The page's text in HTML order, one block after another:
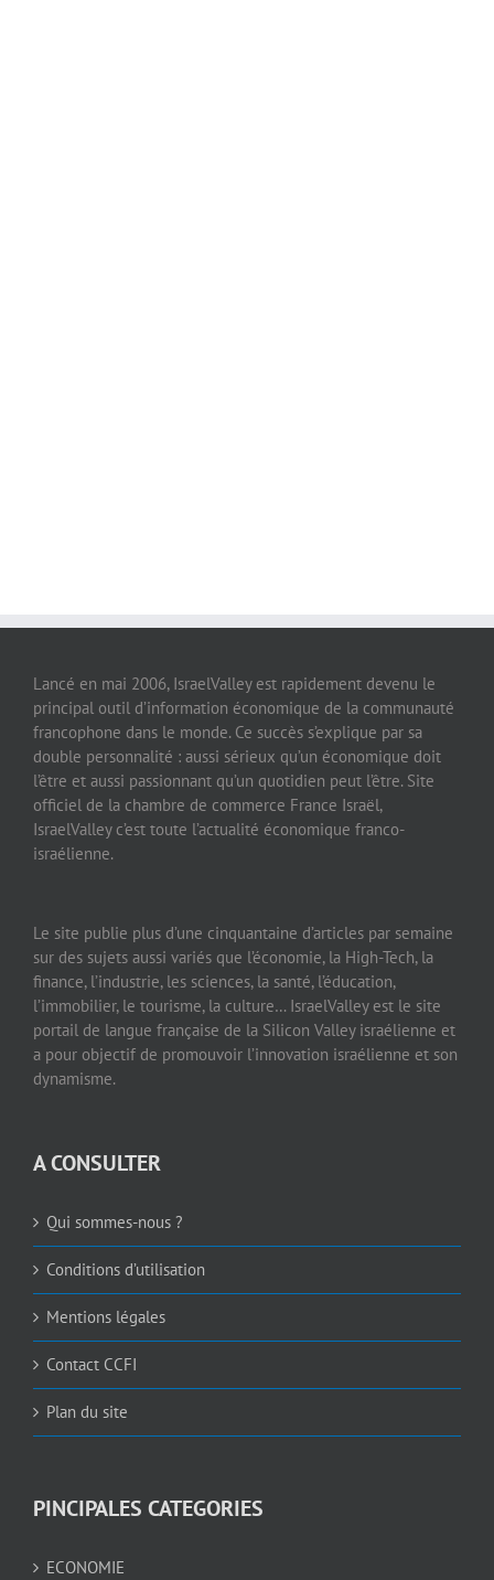
Lancé en mai 2006, IsraelValley est rapidement devenu le
principal outil d’information économique de la communauté
francophone dans le monde. Ce succès s’explique par sa
double personnalité : aussi sérieux qu’un économique doit
l’être et aussi passionnant qu’un quotidien peut l’être. Site
officiel de la chambre de commerce France Israël,
IsraelValley c’est toute l’actualité économique franco-
israélienne.
Le site publie plus d’une cinquantaine d’articles par semaine
sur des sujets aussi variés que l’économie, la High-Tech, la
finance, l’industrie, les sciences, la santé, l’éducation,
l’immobilier, le tourisme, la culture… IsraelValley est le site
portail de langue française de la Silicon Valley israélienne et
a pour objectif de promouvoir l’innovation israélienne et son
dynamisme.
A CONSULTER
Qui sommes-nous ?
Conditions d’utilisation
Mentions légales
Contact CCFI
Plan du site
PINCIPALES CATEGORIES
ECONOMIE